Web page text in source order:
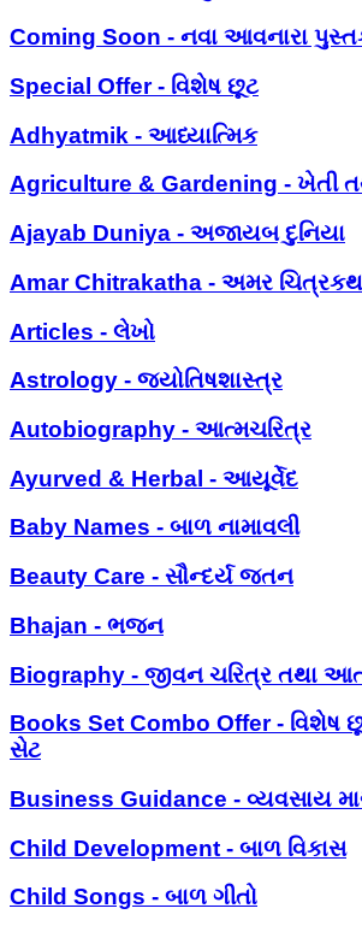
Coming Soon - નવા આવનારા
Special Offer - વિશેષ છૂટ
Adhyatmik - આધ્યાત્મિક
Agriculture & Gardening - ખેતી
Ajayab Duniya - અજાયબ દુનિયા
Amar Chitrakatha - અમર
Articles - લેખો
Astrology - જ્યોતિષશાસ્ત્ર
Autobiography - આત્મચરિત્ર
Ayurved & Herbal - આયૂર્વેદ
Baby Names - બાળ નામાવલી
Beauty Care - સૌન્દર્ય જતન
Bhajan - ભજન
Biography - જીવન ચરિત્ર તથા
Books Set Combo Offer - વિશેષ
સેટ
Business Guidance - વ્યવસાય
Child Development - બાળ વિકાસ
Child Songs - બાળ ગીતો